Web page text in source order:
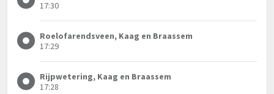
17:30
Roelofarendsveen, Kaag en Braassem
17:29
Rijpwetering, Kaag en Braassem
17:28